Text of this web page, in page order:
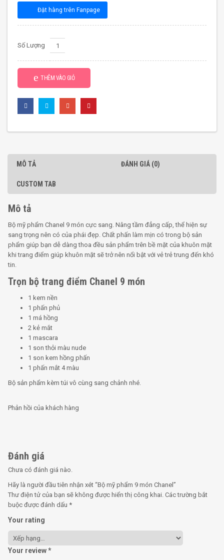
Đặt hàng trên Fanpage
Số Lượng
THÊM VÀO GIỎ
MÔ TẢ ĐÁNH GIÁ (0)
CUSTOM TAB
Mô tả
Bộ mỹ phẩm Chanel 9 món cực sang. Nâng tầm đẳng cấp, thể hiện sự
sang trọng nên có của phái đẹp. Chất phấn làm mịn có trong bộ sản
phẩm giúp bạn dễ dàng thoa đều sản phẩm trên bề mặt của khuôn mặt
khi trang điểm giúp khuôn mặt sẽ trở nên nổi bật với vẻ trẻ trung đến khó
tin.
Trọn bộ trang điểm Chanel 9 món
1 kem nền
1 phấn phủ
1 má hồng
2 kẻ mắt
1 mascara
1 son thỏi màu nude
1 son kem hồng phấn
1 phấn mắt 4 màu
Bộ sản phẩm kèm túi vô cùng sang chảnh nhé.
Phản hồi của khách hàng
Đánh giá
Chưa có đánh giá nào.
Hãy là người đầu tiên nhận xét “Bộ mỹ phẩm 9 món Chanel”
Thư điện tử của bạn sẽ không được hiển thị công khai. Các trường bắt
buộc được đánh dấu *
Your rating
Your review*